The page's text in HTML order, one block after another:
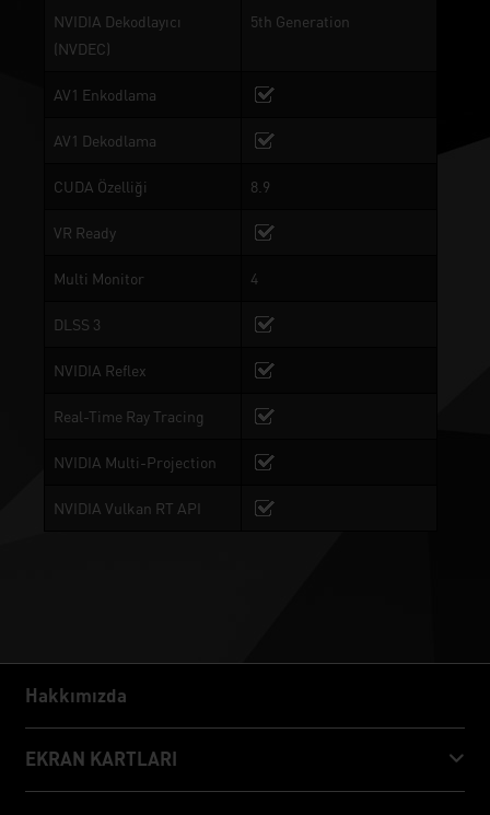
NVIDIA Dekodlayıcı
(NVDEC)
5th Generation
AV1 Enkodlama
AV1 Dekodlama
CUDA Özelliği 8.9
VR Ready
Multi Monitor 4
DLSS 3
NVIDIA Reflex
Real-Time Ray Tracing
NVIDIA Multi-Projection
NVIDIA Vulkan RT API
Hakkımızda
Hakkımızda
EKRAN KARTLARI